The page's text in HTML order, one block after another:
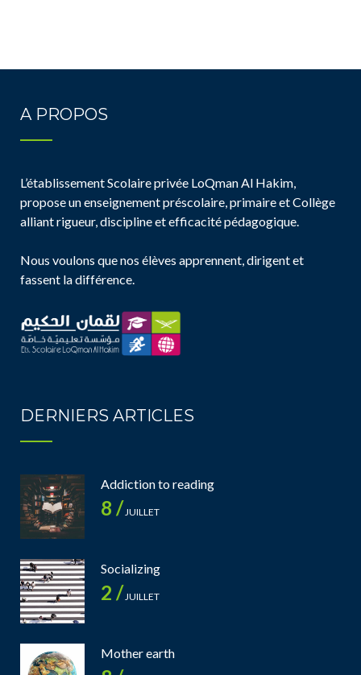
A PROPOS
L’établissement Scolaire privée LoQman Al Hakim,
propose un enseignement préscolaire, primaire et Collège
alliant rigueur, discipline et efficacité pédagogique.
Nous voulons que nos élèves apprennent, dirigent et
fassent la différence.
DERNIERS ARTICLES
Addiction to reading
8 /JUILLET
Socializing
2 /JUILLET
Mother earth